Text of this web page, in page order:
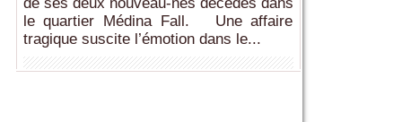
le quartier Médina Fall. Une affaire
tragique suscite l’émotion dans le...